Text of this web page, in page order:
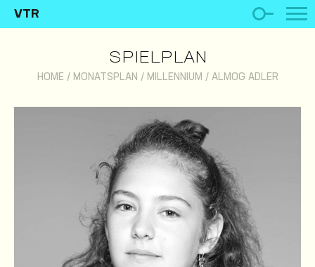
VTR
SPIELPLAN
HOME / MONATSPLAN / MILLENNIUM / ALMOG ADLER